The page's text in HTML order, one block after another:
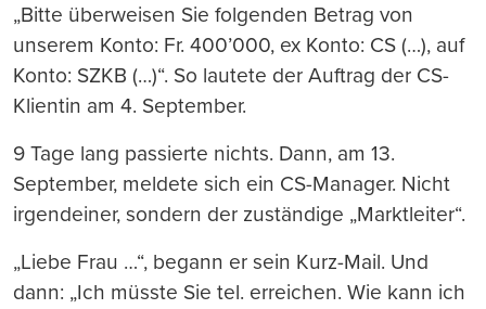
drucken
„Bitte überweisen Sie folgenden Betrag von
unserem Konto: Fr. 400’000, ex Konto: CS (…), auf
Konto: SZKB (…)“. So lautete der Auftrag der CS-
Klientin am 4. September.
9 Tage lang passierte nichts. Dann, am 13.
September, meldete sich ein CS-Manager. Nicht
irgendeiner, sondern der zuständige „Marktleiter“.
„Liebe Frau …“, begann er sein Kurz-Mail. Und
dann: „Ich müsste Sie tel. erreichen. Wie kann ich